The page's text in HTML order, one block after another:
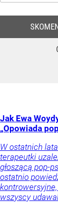
Jak Ewa
„Opowiada
W ostatnich
terapeutki
głoszącą pop-
ostatnio
wszyscy